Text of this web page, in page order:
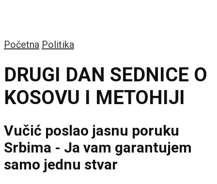
Početna Politika
DRUGI DAN SEDNICE O
KOSOVU I METOHIJI
Vučić poslao jasnu poruku
Srbima - Ja vam garantujem
samo jednu stvar